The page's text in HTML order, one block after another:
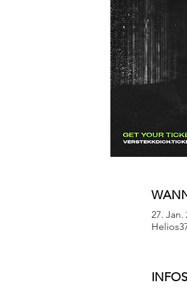
27. Jan.
INFOS